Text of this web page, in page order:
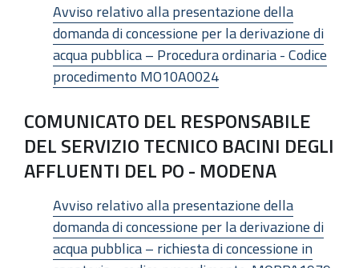
Avviso relativo alla presentazione della
domanda di concessione per la derivazione di
acqua pubblica – Procedura ordinaria - Codice
procedimento MO10A0024
COMUNICATO DEL RESPONSABILE
DEL SERVIZIO TECNICO BACINI DEGLI
AFFLUENTI DEL PO - MODENA
Avviso relativo alla presentazione della
domanda di concessione per la derivazione di
acqua pubblica – richiesta di concessione in